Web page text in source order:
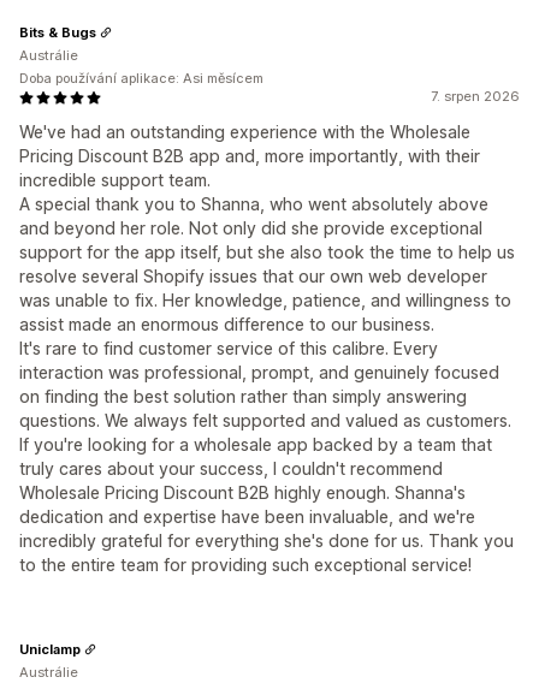
7. srpen 2026
We've had an outstanding experience with the Wholesale
Pricing Discount B2B app and, more importantly, with their
incredible support team.
A special thank you to Shanna, who went absolutely above
and beyond her role. Not only did she provide exceptional
support for the app itself, but she also took the time to help us
resolve several Shopify issues that our own web developer
was unable to fix. Her knowledge, patience, and willingness to
assist made an enormous difference to our business.
It's rare to find customer service of this calibre. Every
interaction was professional, prompt, and genuinely focused
on finding the best solution rather than simply answering
questions. We always felt supported and valued as customers.
If you're looking for a wholesale app backed by a team that
truly cares about your success, I couldn't recommend
Wholesale Pricing Discount B2B highly enough. Shanna's
dedication and expertise have been invaluable, and we're
incredibly grateful for everything she's done for us. Thank you
to the entire team for providing such exceptional service!
Bits & Bugs
Austrálie
Doba používání aplikace: Asi měsícem
Uniclamp
Austrálie